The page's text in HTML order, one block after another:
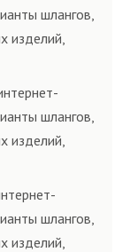
шлангов,
изделий,
условиям
шлангов,
изделий,
условиям
шлангов,
изделий,